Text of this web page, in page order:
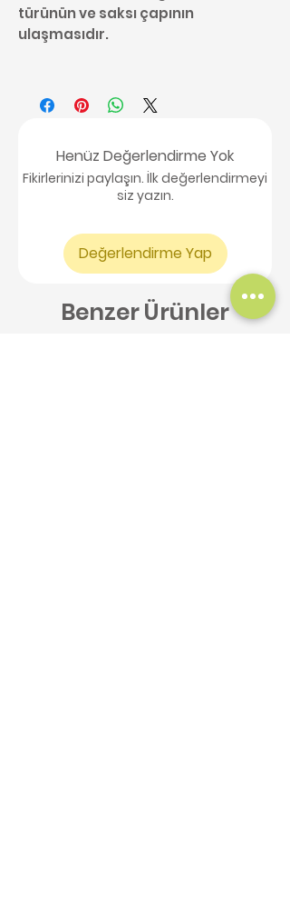
türünün ve saksı çapının
ulaşmasıdır.
Henüz Değerlendirme Yok
Fikirlerinizi paylaşın. İlk değerlendirmeyi
siz yazın.
Değerlendirme Yap
Benzer Ürünler